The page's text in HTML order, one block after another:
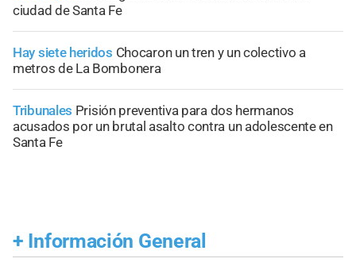
ciudad de Santa Fe
Hay siete heridos Chocaron un tren y un colectivo a
metros de La Bombonera
Tribunales Prisión preventiva para dos hermanos
acusados por un brutal asalto contra un adolescente en
Santa Fe
+ Información General